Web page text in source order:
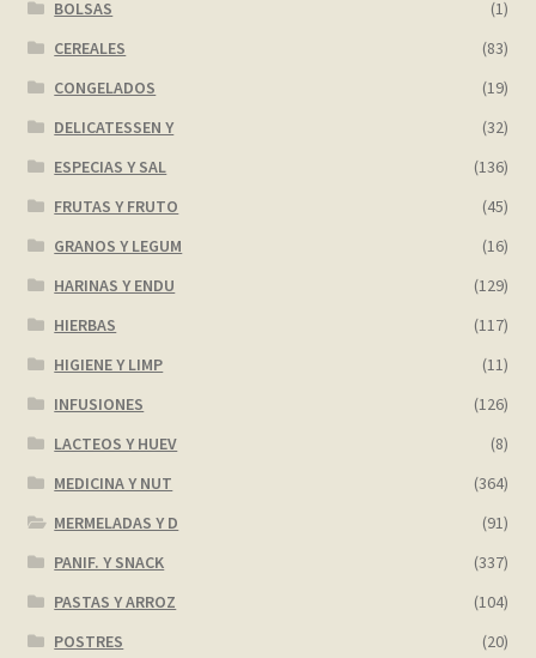
BOLSAS
(1)
CEREALES
(83)
CONGELADOS
(19)
DELICATESSEN Y
(32)
ESPECIAS Y SAL
(136)
FRUTAS Y FRUTO
(45)
GRANOS Y LEGUM
(16)
HARINAS Y ENDU
(129)
HIERBAS
(117)
HIGIENE Y LIMP
(11)
INFUSIONES
(126)
LACTEOS Y HUEV
(8)
MEDICINA Y NUT
(364)
MERMELADAS Y D
(91)
PANIF. Y SNACK
(337)
PASTAS Y ARROZ
(104)
POSTRES
(20)